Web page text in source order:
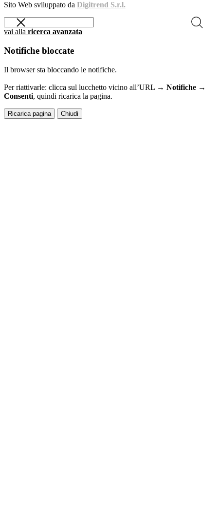
Sito Web sviluppato da Digitrend S.r.l.
vai alla ricerca avanzata
Notifiche bloccate
Il browser sta bloccando le notifiche.
Per riattivarle: clicca sul lucchetto vicino all’URL → Notifiche →
Consenti, quindi ricarica la pagina.
Ricarica pagina Chiudi